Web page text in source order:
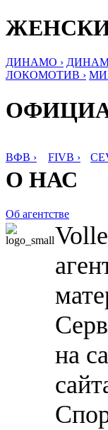
ДИНАМО ›
ЛОКОМОТИВ ›
ВФВ › FIVB ›
О НАС
Об агентстве
на